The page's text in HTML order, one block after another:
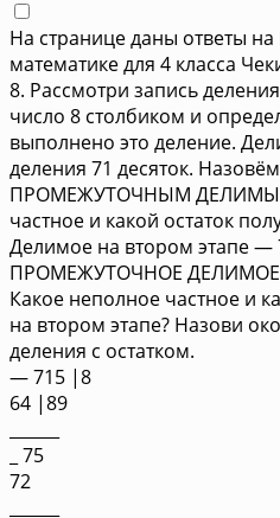
На странице даны ответы
математике для 4 класса
8. Рассмотри запись
число 8 столбиком и
выполнено это деление.
деления 71 десяток.
ПРОМЕЖУТОЧНЫМ
частное и какой остаток
Делимое на втором этапе —
ПРОМЕЖУТОЧНОЕ ДЕЛИМОЕ.
Какое неполное частное и
на втором этапе? Назови
деления с остатком.
— 715 |8
64 |89
_ 75
72